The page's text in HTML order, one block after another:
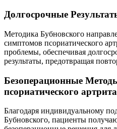
Долгосрочные
Методика Бубновского
симптомов псориатического
проблемы, обеспечивая
результаты, предотвращая
Безоперационные
псориатического артрита
Благодаря индивидуальному
Бубновского, пациенты